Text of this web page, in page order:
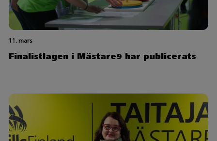
11. mars
Finalistlagen i Mästare9 har publicerats